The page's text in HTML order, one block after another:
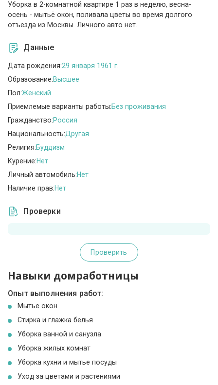
Уборка в 2-комнатной квартире 1 раз в неделю, весна-
осень - мытьё окон, поливала цветы во время долгого
отъезда из Москвы. Личного авто нет.
Данные
Дата рождения:29 января 1961 г.
Образование:Высшее
Пол:Женский
Приемлемые варианты работы:Без проживания
Гражданство:Россия
Национальность:Другая
Религия:Буддизм
Курение:Нет
Личный автомобиль:Нет
Наличие прав:Нет
Проверки
Проверить
Навыки домработницы
Опыт выполнения работ:
Мытье окон
Стирка и глажка белья
Уборка ванной и санузла
Уборка жилых комнат
Уборка кухни и мытье посуды
Уход за цветами и растениями